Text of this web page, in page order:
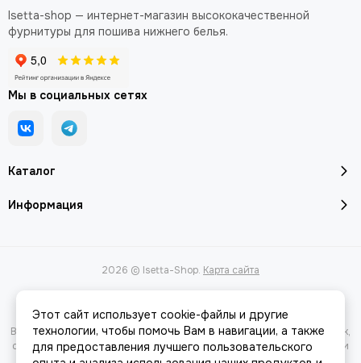
Каталог
Информация
Isetta-shop — интернет-магазин высококачественной
фурнитуры для пошива нижнего белья.
Мы в социальных сетях
2026 © Isetta-Shop. Карта сайта
Вся представленная на сайте информация, касающаяся характеристик,
стоимости товаров и услуг, носит информационный характер и ни при
Этот сайт использует cookie-файлы и другие
технологии, чтобы помочь Вам в навигации, а также
для предоставления лучшего пользовательского